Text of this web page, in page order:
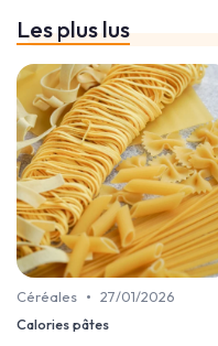
Les plus lus
Céréales • 27/01/2026
Calories pâtes